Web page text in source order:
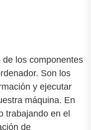
los componentes
Son los
y ejecutar
máquina. En
trabajando en el
de